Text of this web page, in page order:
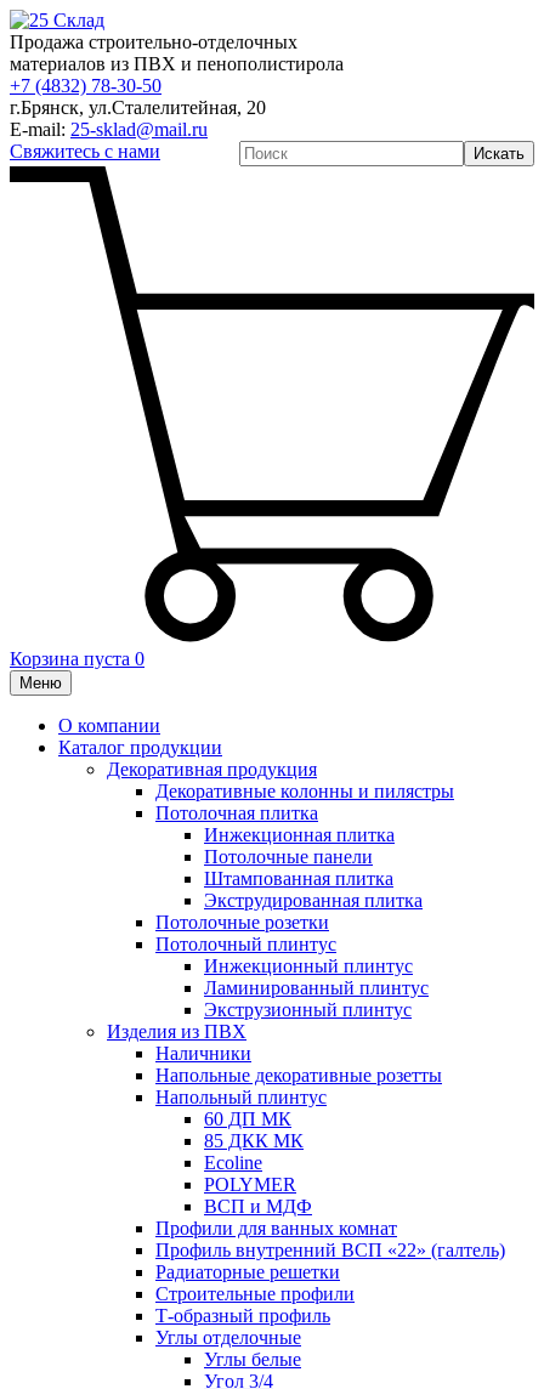
Продажа строительно-отделочных
материалов из ПВХ и пенополистирола
+7 (4832) 78-30-50
г.Брянск, ул.Сталелитейная, 20
E-mail: 25-sklad@mail.ru
Свяжитесь с нами
Искать
Корзина пуста 0
Меню
О компании
Каталог продукции
Декоративная продукция
Декоративные колонны и пилястры
Потолочная плитка
Инжекционная плитка
Потолочные панели
Штампованная плитка
Экструдированная плитка
Потолочные розетки
Потолочный плинтус
Инжекционный плинтус
Ламинированный плинтус
Экструзионный плинтус
Изделия из ПВХ
Наличники
Напольные декоративные розетты
Напольный плинтус
60 ДП МК
85 ДКК МК
Ecoline
POLYMER
ВСП и МДФ
Профили для ванных комнат
Профиль внутренний ВСП «22» (галтель)
Радиаторные решетки
Строительные профили
Т-образный профиль
Углы отделочные
Углы белые
Угол 3/4